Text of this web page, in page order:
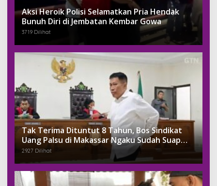
Aksi Heroik Polisi Selamatkan Pria Hendak
Bunuh Diri di Jembatan Kembar Gowa
3719 Dilihat
Tak Terima Dituntut 8 Tahun, Bos Sindikat
Uang Palsu di Makassar Ngaku Sudah Suap
Jaksa Dengan Miliaran
2927 Dilihat